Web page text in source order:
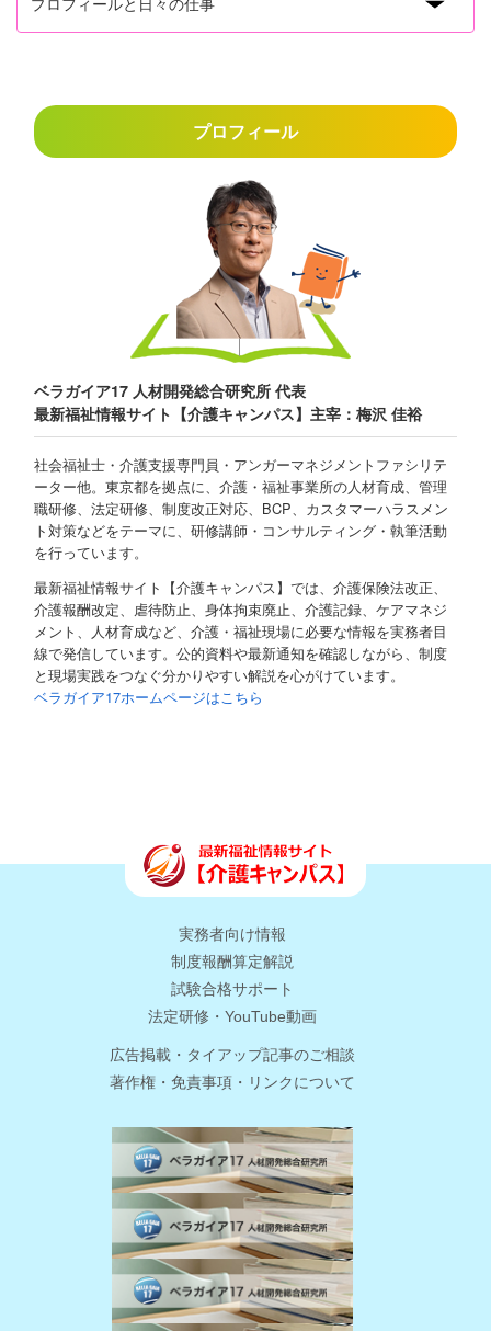
プロフィール
ベラガイア17 人材開発総合研究所 代表
最新福祉情報サイト【介護キャンパス】主宰：梅沢 佳裕
社会福祉士・介護支援専門員・アンガーマネジメントファシリテ
ーター他。東京都を拠点に、介護・福祉事業所の人材育成、管理
職研修、法定研修、制度改正対応、BCP、カスタマーハラスメン
ト対策などをテーマに、研修講師・コンサルティング・執筆活動
を行っています。
最新福祉情報サイト【介護キャンパス】では、介護保険法改正、
介護報酬改定、虐待防止、身体拘束廃止、介護記録、ケアマネジ
メント、人材育成など、介護・福祉現場に必要な情報を実務者目
線で発信しています。公的資料や最新通知を確認しながら、制度
と現場実践をつなぐ分かりやすい解説を心がけています。
ベラガイア17ホームページはこちら
実務者向け情報
制度報酬算定解説
試験合格サポート
法定研修・YouTube動画
広告掲載・タイアップ記事のご相談
著作権・免責事項・リンクについて